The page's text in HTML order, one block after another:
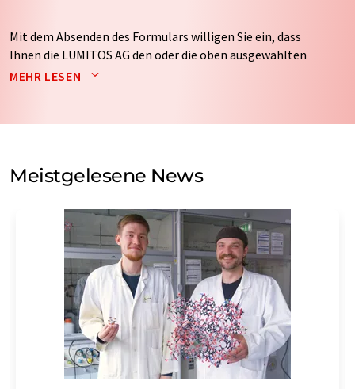
Mit dem Absenden des Formulars willigen Sie ein, dass
Ihnen die LUMITOS AG den oder die oben ausgewählten
Newsletter per E-Mail zusendet. Ihre Daten werden
auf Basis unsererDatenschutzerklärung. LUMITOS darf
Meinungsforschung per E-Mail kontaktieren. Ihre
Einwilligung können Sie jederzeit ohne Angabe von
Str. 2, 12489 Berlin oder per E-Mail unter
widerruf@lumitos.commit Wirkung für die Zukunft
widerrufen. Zudem ist in jeder E-Mail ein Link zur
Abbestellung des entsprechenden Newsletters
enthalten.
MEHR LESEN
Meistgelesene News